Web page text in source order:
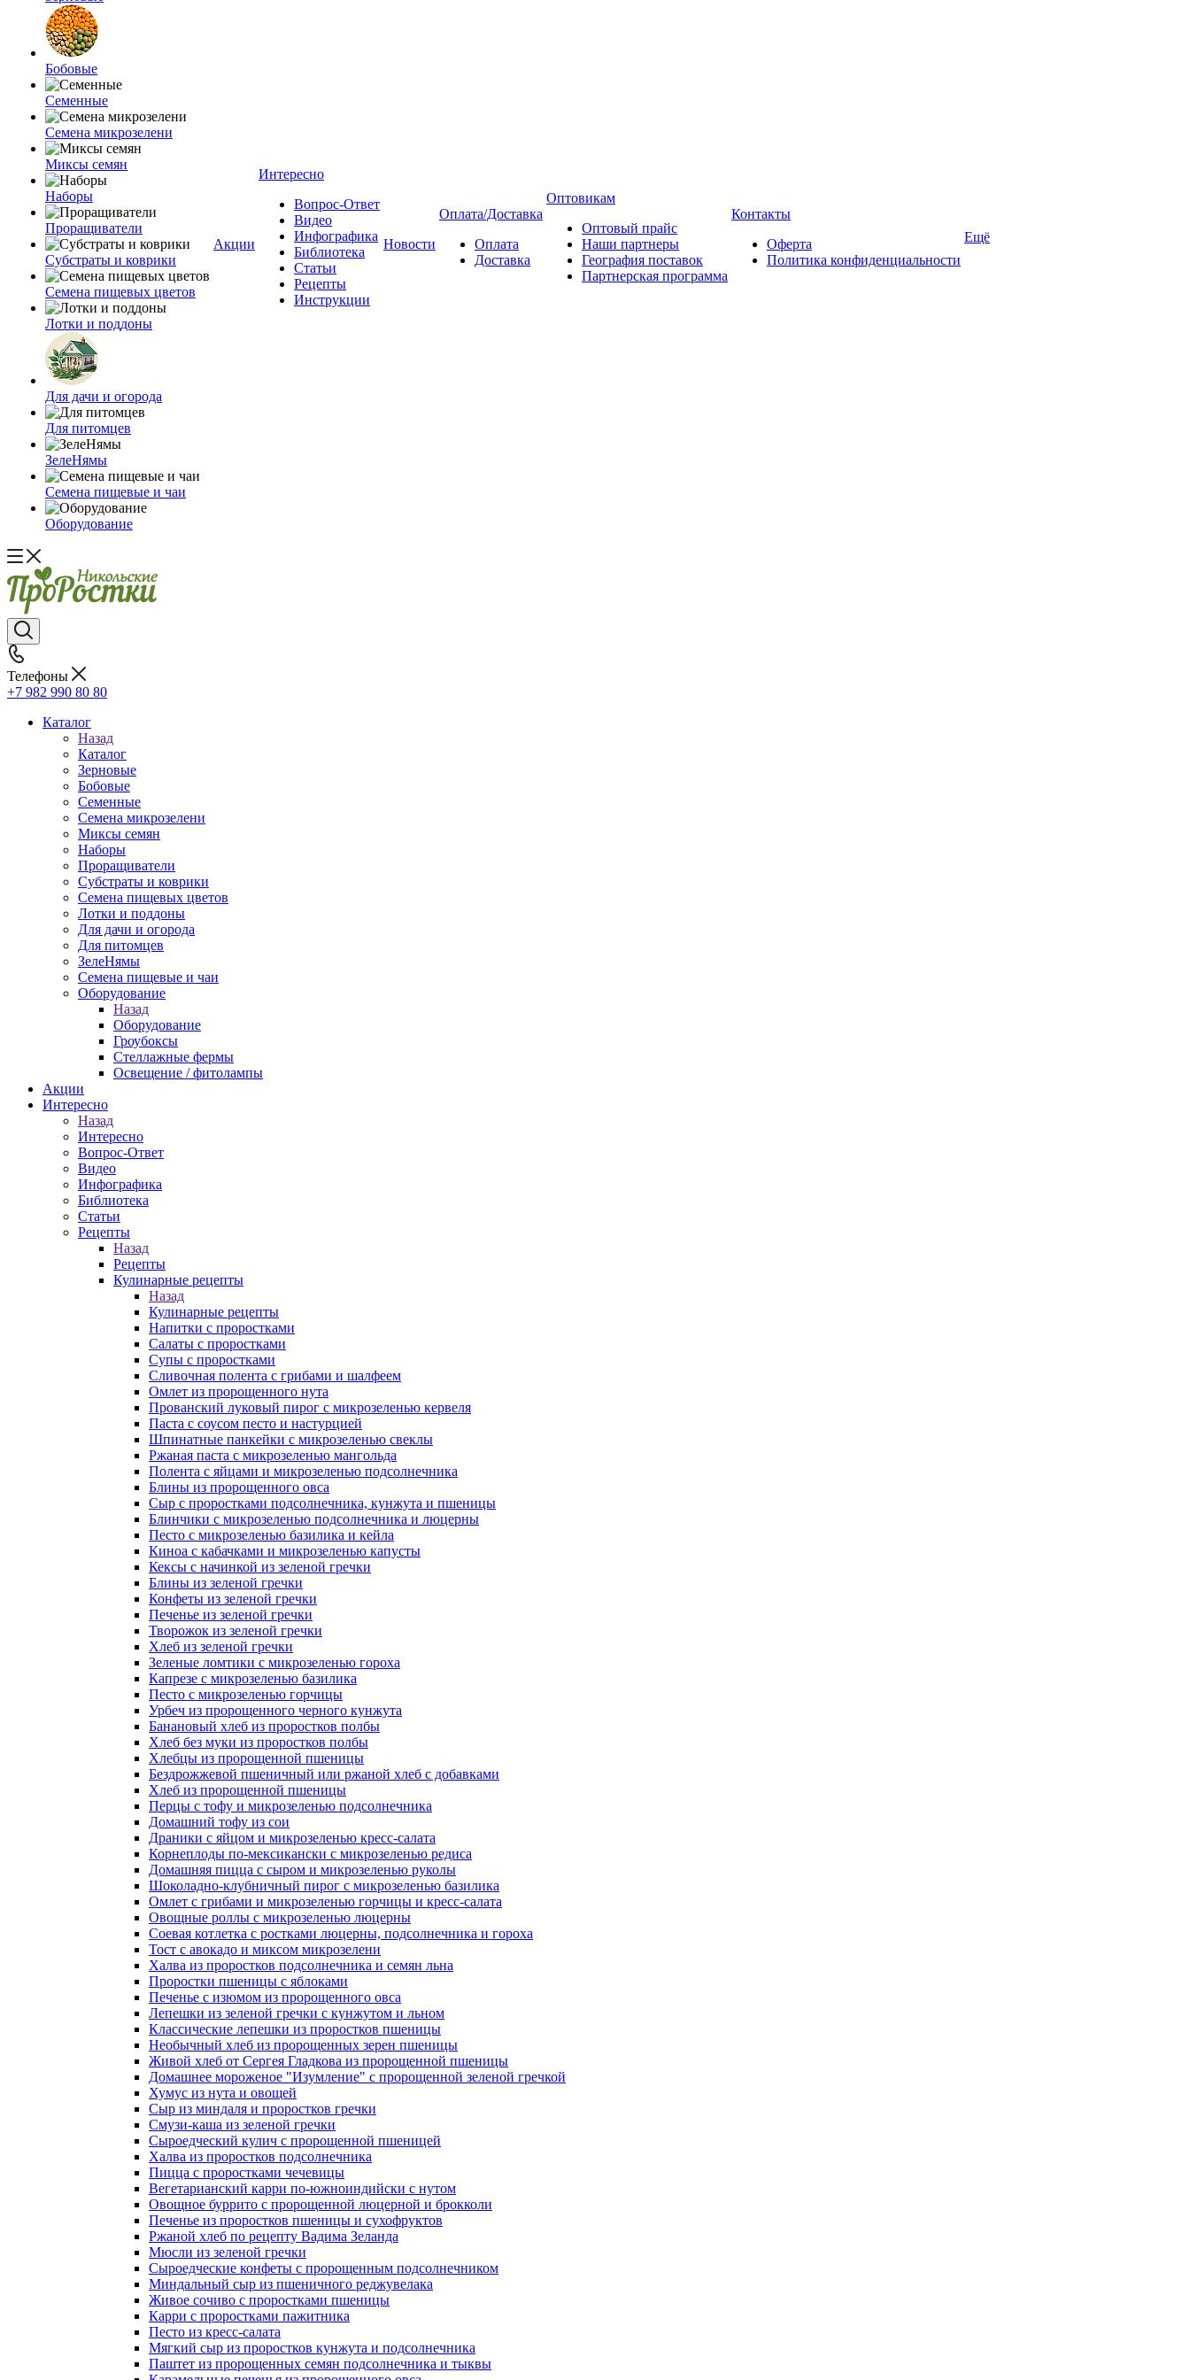
Бобовые
Семенные
Семена микрозелени
Миксы семян
Наборы
Проращиватели
Субстраты и коврики
Семена пищевых цветов
Лотки и поддоны
Для дачи и огорода
Для питомцев
ЗелеНямы
Семена пищевые и чаи
Оборудование
Акции
Интересно
Вопрос-Ответ
Видео
Инфографика
Библиотека
Статьи
Рецепты
Инструкции
Новости
Оплата/Доставка
Оплата
Доставка
Оптовикам
Оптовый прайс
Наши партнеры
География поставок
Партнерская программа
Контакты
Оферта
Политика конфиденциальности
Ещё
Телефоны
+7 982 990 80 80
Каталог
Назад
Каталог
Зерновые
Бобовые
Семенные
Семена микрозелени
Миксы семян
Наборы
Проращиватели
Субстраты и коврики
Семена пищевых цветов
Лотки и поддоны
Для дачи и огорода
Для питомцев
ЗелеНямы
Семена пищевые и чаи
Оборудование
Назад
Оборудование
Гроубоксы
Стеллажные фермы
Освещение / фитолампы
Акции
Интересно
Назад
Интересно
Вопрос-Ответ
Видео
Инфографика
Библиотека
Статьи
Рецепты
Назад
Рецепты
Кулинарные рецепты
Назад
Кулинарные рецепты
Напитки с проростками
Салаты с проростками
Супы с проростками
Сливочная полента с грибами и шалфеем
Омлет из пророщенного нута
Прованский луковый пирог с микрозеленью кервеля
Паста с соусом песто и настурцией
Шпинатные панкейки с микрозеленью свеклы
Ржаная паста с микрозеленью мангольда
Полента с яйцами и микрозеленью подсолнечника
Блины из пророщенного овса
Cыр с проростками подсолнечника, кунжута и пшеницы
Блинчики с микрозеленью подсолнечника и люцерны
Песто с микрозеленью базилика и кейла
Киноа с кабачками и микрозеленью капусты
Кексы с начинкой из зеленой гречки
Блины из зеленой гречки
Конфеты из зеленой гречки
Печенье из зеленой гречки
Творожок из зеленой гречки
Хлеб из зеленой гречки
Зеленые ломтики с микрозеленью гороха
Капрезе с микрозеленью базилика
Песто с микрозеленью горчицы
Урбеч из пророщенного черного кунжута
Банановый хлеб из проростков полбы
Хлеб без муки из проростков полбы
Хлебцы из пророщенной пшеницы
Бездрожжевой пшеничный или ржаной хлеб с добавками
Хлеб из пророщенной пшеницы
Перцы с тофу и микрозеленью подсолнечника
Домашний тофу из сои
Драники с яйцом и микрозеленью кресс-салата
Корнеплоды по-мексикански с микрозеленью редиса
Домашняя пицца с сыром и микрозеленью руколы
Шоколадно-клубничный пирог с микрозеленью базилика
Омлет с грибами и микрозеленью горчицы и кресс-салата
Овощные роллы с микрозеленью люцерны
Соевая котлетка с ростками люцерны, подсолнечника и гороха
Тост с авокадо и миксом микрозелени
Халва из проростков подсолнечника и семян льна
Проростки пшеницы с яблоками
Печенье с изюмом из пророщенного овса
Лепешки из зеленой гречки с кунжутом и льном
Классические лепешки из проростков пшеницы
Необычный хлеб из пророщенных зерен пшеницы
Живой хлеб от Сергея Гладкова из пророщенной пшеницы
Домашнее мороженое "Изумление" с пророщенной зеленой гречкой
Хумус из нута и овощей
Сыр из миндаля и проростков гречки
Смузи-каша из зеленой гречки
Сыроедческий кулич с пророщенной пшеницей
Халва из проростков подсолнечника
Пицца с проростками чечевицы
Вегетарианский карри по-южноиндийски с нутом
Овощное буррито с пророщенной люцерной и брокколи
Печенье из проростков пшеницы и сухофруктов
Ржаной хлеб по рецепту Вадима Зеланда
Мюсли из зеленой гречки
Сыроедческие конфеты с пророщенным подсолнечником
Миндальный сыр из пшеничного реджувелака
Живое сочиво с проростками пшеницы
Карри с проростками пажитника
Песто из кресс-салата
Мягкий сыр из проростков кунжута и подсолнечника
Паштет из пророщенных семян подсолнечника и тыквы